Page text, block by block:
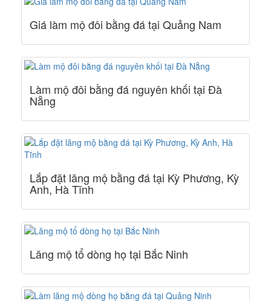
Giá làm mộ đôi bằng đá tại Quảng Nam
Làm mộ đôi bằng đá nguyên khối tại Đà
Nẵng
Lắp đặt lăng mộ bằng đá tại Kỳ Phương, Kỳ
Anh, Hà Tĩnh
Lăng mộ tổ dòng họ tại Bắc Ninh